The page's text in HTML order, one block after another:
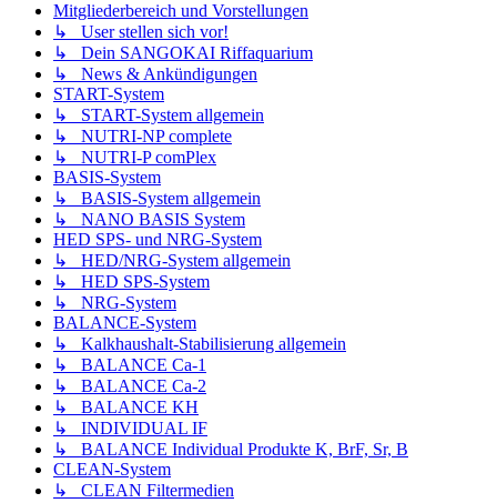
Mitgliederbereich und Vorstellungen
↳ User stellen sich vor!
↳ Dein SANGOKAI Riffaquarium
↳ News & Ankündigungen
START-System
↳ START-System allgemein
↳ NUTRI-NP complete
↳ NUTRI-P comPlex
BASIS-System
↳ BASIS-System allgemein
↳ NANO BASIS System
HED SPS- und NRG-System
↳ HED/NRG-System allgemein
↳ HED SPS-System
↳ NRG-System
BALANCE-System
↳ Kalkhaushalt-Stabilisierung allgemein
↳ BALANCE Ca-1
↳ BALANCE Ca-2
↳ BALANCE KH
↳ INDIVIDUAL IF
↳ BALANCE Individual Produkte K, BrF, Sr, B
CLEAN-System
↳ CLEAN Filtermedien